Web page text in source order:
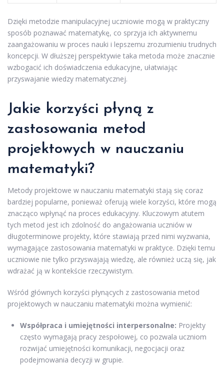
Dzięki metodzie manipulacyjnej uczniowie mogą w praktyczny
sposób poznawać matematykę, co sprzyja ich aktywnemu
zaangażowaniu w proces nauki i lepszemu zrozumieniu trudnych
koncepcji. W dłuższej perspektywie taka metoda może znacznie
wzbogacić ich doświadczenia edukacyjne, ułatwiając
przyswajanie wiedzy matematycznej.
Jakie korzyści płyną z
zastosowania metod
projektowych w nauczaniu
matematyki?
Metody projektowe w nauczaniu matematyki stają się coraz
bardziej popularne, ponieważ oferują wiele korzyści, które mogą
znacząco wpłynąć na proces edukacyjny. Kluczowym atutem
tych metod jest ich zdolność do angażowania uczniów w
długoterminowe projekty, które stawiają przed nimi wyzwania,
wymagające zastosowania matematyki w praktyce. Dzięki temu
uczniowie nie tylko przyswajają wiedzę, ale również uczą się, jak
wdrażać ją w kontekście rzeczywistym.
Wśród głównych korzyści płynących z zastosowania metod
projektowych w nauczaniu matematyki można wymienić:
Współpraca i umiejętności interpersonalne: Projekty
często wymagają pracy zespołowej, co pozwala uczniom
rozwijać umiejętności komunikacji, negocjacji oraz
podejmowania decyzji w grupie.